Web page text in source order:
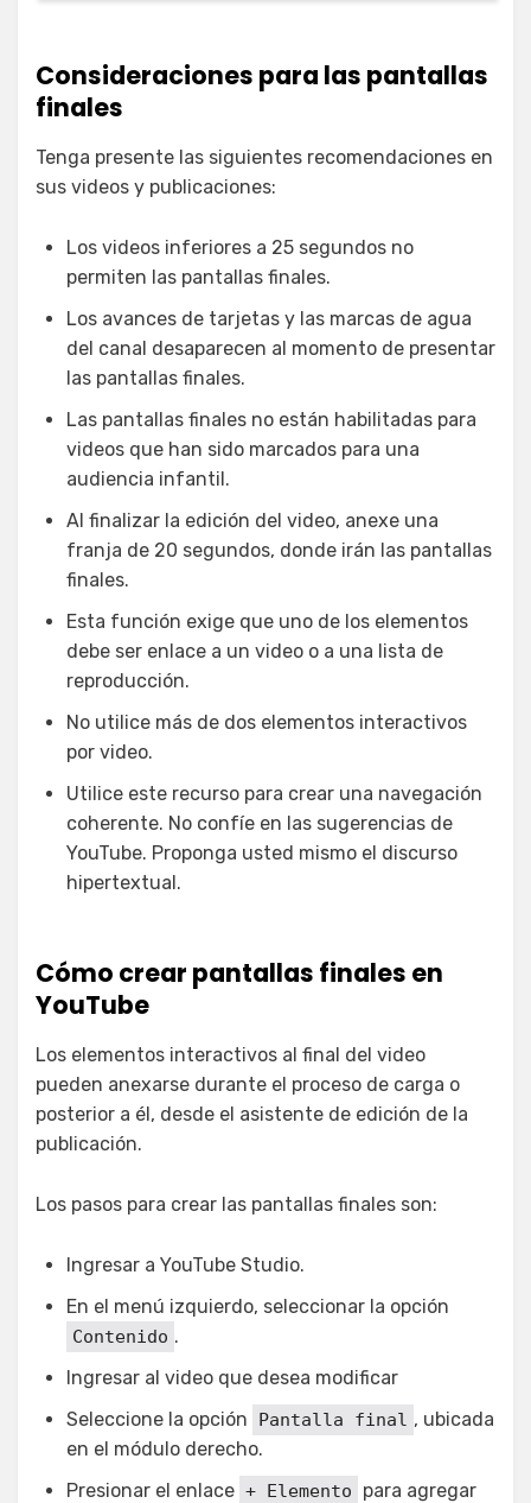
Consideraciones para las pantallas
finales
Tenga presente las siguientes recomendaciones en
sus videos y publicaciones:
Los videos inferiores a 25 segundos no
permiten las pantallas finales.
Los avances de tarjetas y las marcas de agua
del canal desaparecen al momento de presentar
las pantallas finales.
Las pantallas finales no están habilitadas para
videos que han sido marcados para una
audiencia infantil.
Al finalizar la edición del video, anexe una
franja de 20 segundos, donde irán las pantallas
finales.
Esta función exige que uno de los elementos
debe ser enlace a un video o a una lista de
reproducción.
No utilice más de dos elementos interactivos
por video.
Utilice este recurso para crear una navegación
coherente. No confíe en las sugerencias de
YouTube. Proponga usted mismo el discurso
hipertextual.
Cómo crear pantallas finales en
YouTube
Los elementos interactivos al final del video
pueden anexarse durante el proceso de carga o
posterior a él, desde el asistente de edición de la
publicación.
Los pasos para crear las pantallas finales son:
Ingresar a YouTube Studio.
En el menú izquierdo, seleccionar la opción
Contenido .
Ingresar al video que desea modificar
Seleccione la opción
Pantalla final , ubicada
en el módulo derecho.
Presionar el enlace + Elemento
para agregar